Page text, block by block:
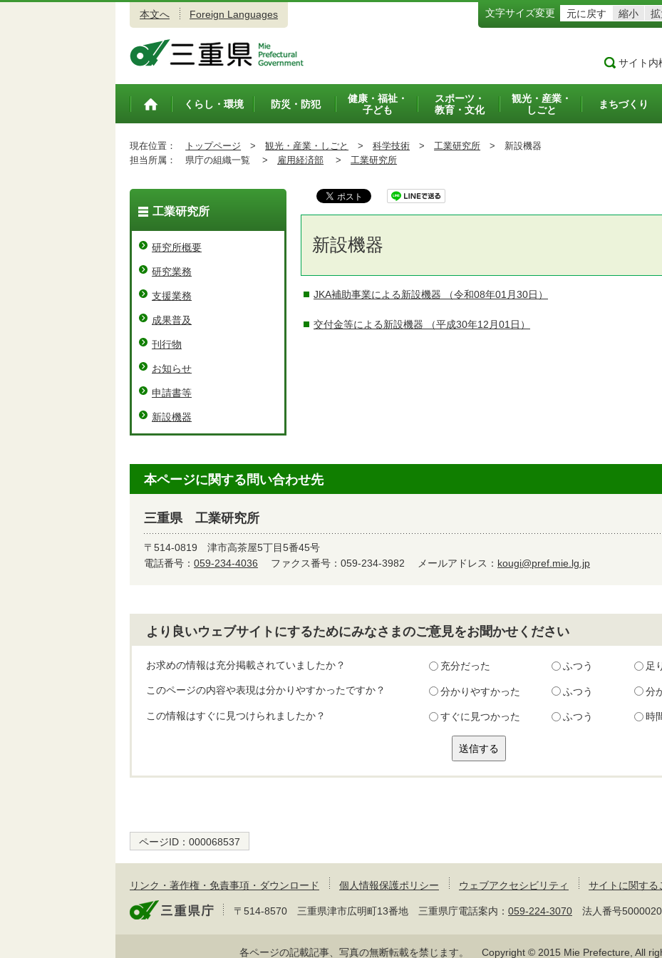
本文へ Foreign Languages 文字サイズ変更 元に戻す 縮小
サイト内
トップペ
くらし・環境 防災・防犯
健康・福祉・
子ども
スポーツ・
教育・文化
観光・産業・
しごと
まちづくり
現在位置： トップページ > 観光・産業・しごと > 科学技術 > 工業研究所 > 新設機器
担当所属：
県庁の組織一覧 > 雇用経済部 > 工業研究所
新設機器
JKA補助事業による新設機器 （令和08年01月30日）
交付金等による新設機器 （平成30年12月01日）
工業研究所
研究所概要
研究業務
支援業務
成果普及
刊行物
お知らせ
申請書等
新設機器
本ページに関する問い合わせ先
三重県 工業研究所
〒514-0819 津市高茶屋5丁目5番45号
電話番号： 059-234-4036 ファクス番号：059-234-3982 メールアドレス： kougi@pref.mie.lg.jp
より良いウェブサイトにするためにみなさまのご意見をお聞かせください
お求めの情報は充分掲載されていましたか？ 充分だった ふつう 足
このページの内容や表現は分かりやすかったですか？ 分かりやすかった ふつう 分
この情報はすぐに見つけられましたか？ すぐに見つかった ふつう 時
ページID： 000068537
リンク・著作権・免責事項・ダウンロード 個人情報保護ポリシー ウェブアクセシビリティ サイトに関する
〒514-8570 三重県津市広明町13番地 三重県庁電話案内： 059-224-3070 法人番号
各ページの記載記事、写真の無断転載を禁じます。 Copyright © 2015 Mie Prefecture, All